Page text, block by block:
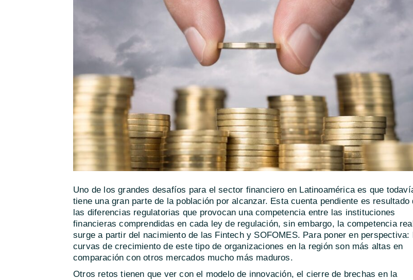
Uno de los grandes desafíos para el sector financiero en Latinoamérica es que
tiene una gran parte de la población por alcanzar. Esta cuenta pendiente es resultado
las diferencias regulatorias que provocan una competencia entre las instituciones
financieras comprendidas en cada ley de regulación, sin embargo, la competencia real
surge a partir del nacimiento de las Fintech y SOFOMES. Para poner en perspectiva:
curvas de crecimiento de este tipo de organizaciones en la región son más altas en
comparación con otros mercados mucho más maduros.
Otros retos tienen que ver con el modelo de innovación, el cierre de brechas en la